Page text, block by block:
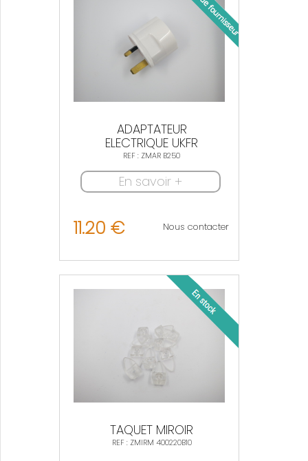
ADAPTATEUR
ELECTRIQUE UKFR
REF : ZMAR B250
En savoir +
11.20 € Nous contacter
TAQUET MIROIR
REF : ZMIRM 400220B10